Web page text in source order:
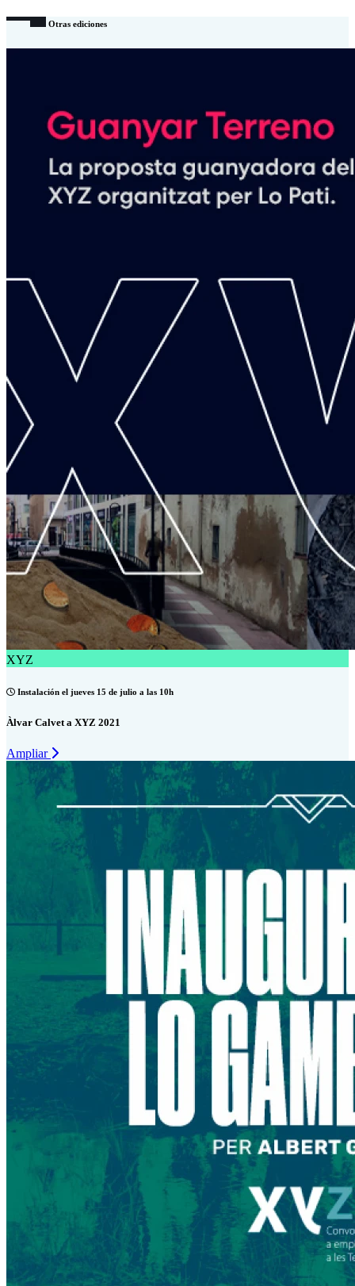
Otras ediciones
XYZ
Instalación el jueves 15 de julio a las 10h
Àlvar Calvet a XYZ 2021
Ampliar